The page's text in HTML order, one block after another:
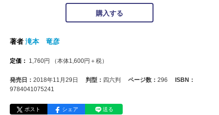
購入する
著者 滝本 竜彦
定価： 1,760円 （本体1,600円＋税）
発売日： 2018年11月29日 判型： 四六判 ページ数： 296
ISBN：
9784041075241
ポスト シェア 送る